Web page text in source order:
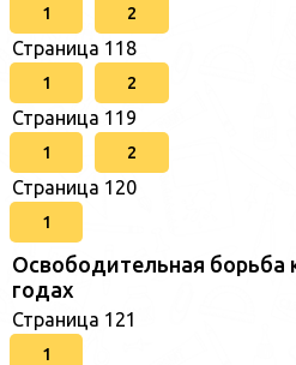
1 2
Страница 118
1 2
Страница 119
1 2
Страница 120
1
Освободительная борьба
годах
Страница 121
1